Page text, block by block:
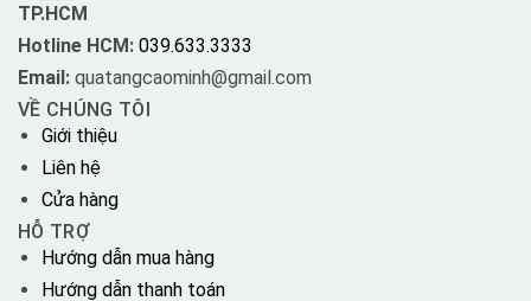
TP.HCM
Hotline HCM: 039.633.3333
Email: quatangcaominh@gmail.com
VỀ CHÚNG TÔI
Giới thiệu
Liên hệ
Cửa hàng
HỖ TRỢ
Hướng dẫn mua hàng
Hướng dẫn thanh toán